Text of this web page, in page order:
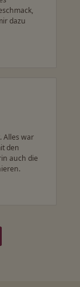
dazu
Alles war
den
auch die